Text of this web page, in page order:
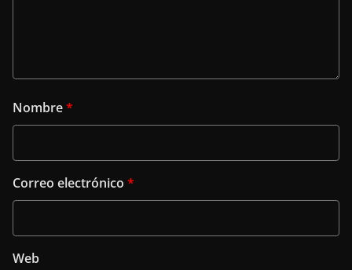
Nombre*
Correo electrónico *
Web